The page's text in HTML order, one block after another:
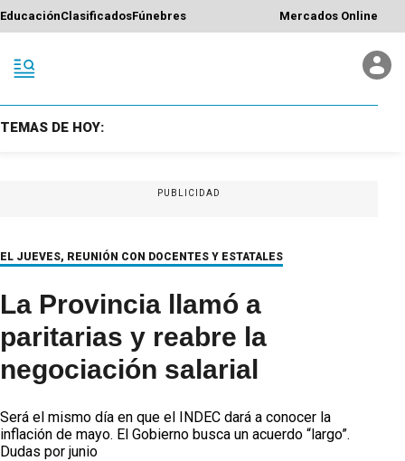
EducaciónClasificadosFúnebres Mercados Online
TEMAS DE HOY:
PUBLICIDAD
EL JUEVES, REUNIÓN CON DOCENTES Y ESTATALES
La Provincia llamó a
paritarias y reabre la
negociación salarial
Será el mismo día en que el INDEC dará a conocer la
inflación de mayo. El Gobierno busca un acuerdo “largo”.
Dudas por junio